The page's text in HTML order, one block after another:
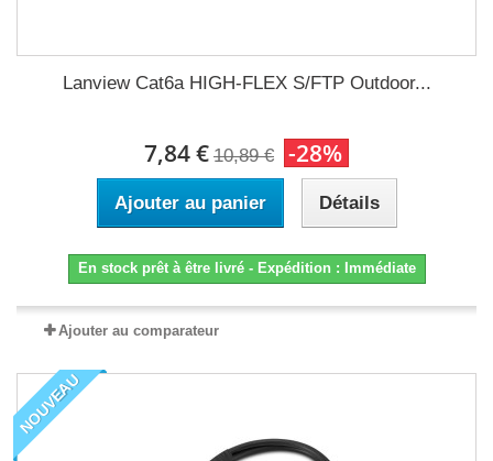
Lanview Cat6a HIGH-FLEX S/FTP Outdoor...
7,84 € 10,89 € -28%
Ajouter au panier Détails
En stock prêt à être livré - Expédition : Immédiate
Ajouter au comparateur
NOUVEAU